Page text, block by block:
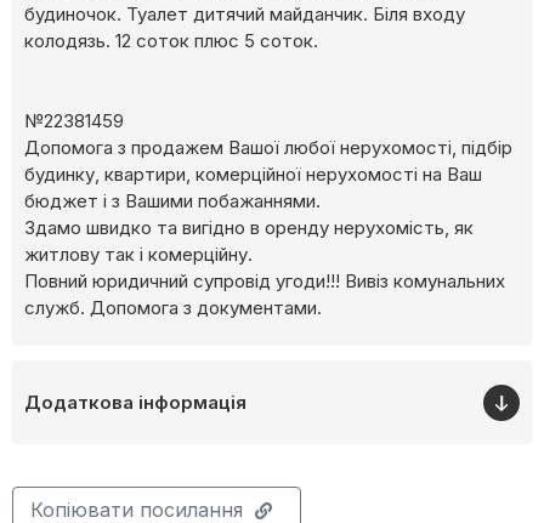
будиночок. Туалет дитячий майданчик. Біля входу
колодязь. 12 соток плюс 5 соток.
№22381459
Допомога з продажем Вашої любої нерухомості, підбір
будинку, квартири, комерційної нерухомості на Ваш
бюджет і з Вашими побажаннями.
Здамо швидко та вигідно в оренду нерухомість, як
житлову так і комерційну.
Повний юридичний супровід угоди!!! Вивіз комунальних
служб. Допомога з документами.
Додаткова інформація
Копіювати посилання